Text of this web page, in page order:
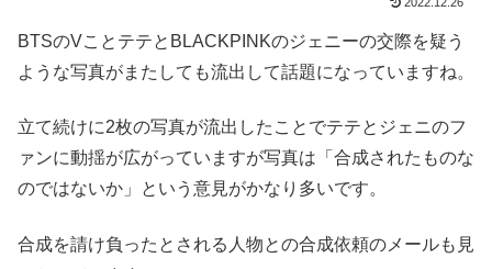
BTSのVことテテとBLACKPINKのジェニーの交際を疑う
ような写真がまたしても流出して話題になっていますね。
立て続けに2枚の写真が流出したことでテテとジェニのフ
ァンに動揺が広がっていますが写真は「合成されたものな
のではないか」という意見がかなり多いです。
合成を請け負ったとされる人物との合成依頼のメールも見